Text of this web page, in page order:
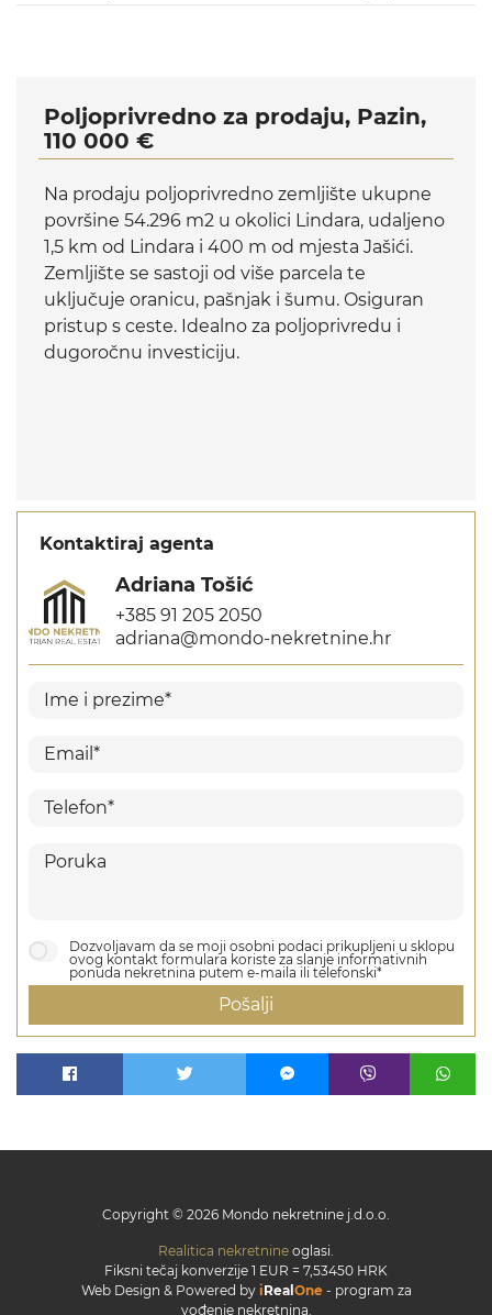
Poljoprivredno za prodaju, Pazin,
110 000 €
Na prodaju poljoprivredno zemljište ukupne
površine 54.296 m2 u okolici Lindara, udaljeno
1,5 km od Lindara i 400 m od mjesta Jašići.
Zemljište se sastoji od više parcela te
uključuje oranicu, pašnjak i šumu. Osiguran
pristup s ceste. Idealno za poljoprivredu i
dugoročnu investiciju.
Kontaktiraj agenta
Adriana Tošić
+385 91 205 2050
adriana@mondo-nekretnine.hr
Dozvoljavam da se moji osobni podaci prikupljeni u sklopu
ovog kontakt formulara koriste za slanje informativnih
ponuda nekretnina putem e-maila ili telefonski*
Pošalji
Copyright © 2026 Mondo nekretnine j.d.o.o.
Realitica nekretnine oglasi.
Fiksni tečaj konverzije 1 EUR = 7,53450 HRK
Web Design & Powered by iReal One- program za
vođenje nekretnina.